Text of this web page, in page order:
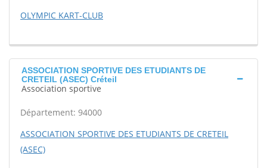
OLYMPIC KART-CLUB
ASSOCIATION SPORTIVE DES ETUDIANTS DE
CRETEIL (ASEC) Créteil
Association sportive
Département: 94000
ASSOCIATION SPORTIVE DES ETUDIANTS DE CRETEIL
(ASEC)